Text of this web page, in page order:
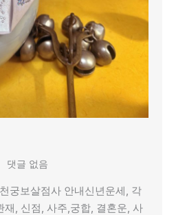
댓글 없음
궁보살점사 안내신년운세, 각
재, 신점, 사주,궁합, 결혼운, 사